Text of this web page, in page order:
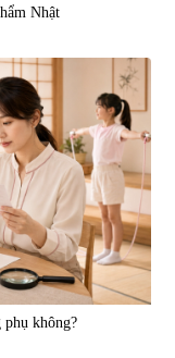
Nhật
phụ không?